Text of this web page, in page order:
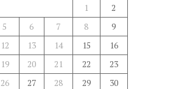
1
2
5 6 7 8
9
12 13 14 15
16
19 20 21 22
23
26 27 28 29 30